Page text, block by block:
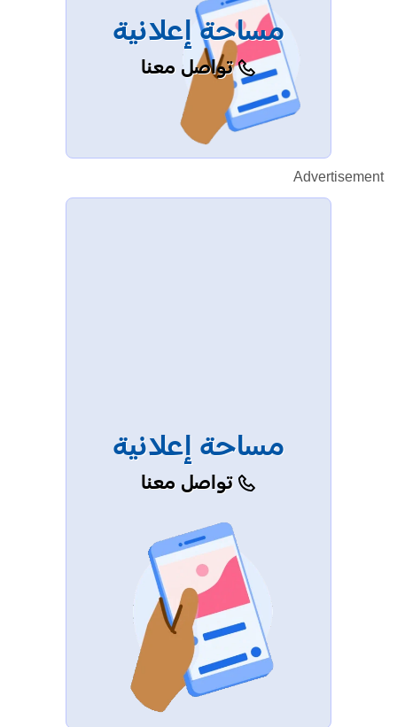
مساحة إعلانية
تواصل معنا
Advertisement
مساحة إعلانية
تواصل معنا